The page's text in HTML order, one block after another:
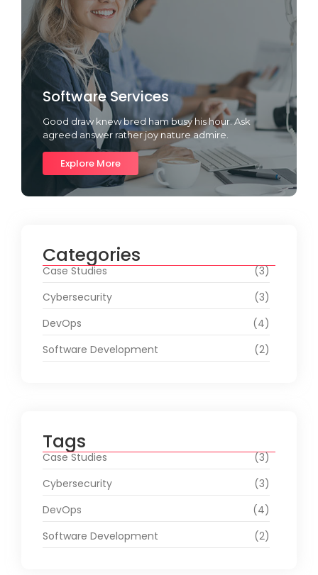
Software Services
Good draw knew bred ham busy his hour. Ask
agreed answer rather joy nature admire.
Explore More
Categories
Case Studies
(3)
Cybersecurity
(3)
DevOps
(4)
Software Development
(2)
Tags
Case Studies
(3)
Cybersecurity
(3)
DevOps
(4)
Software Development
(2)